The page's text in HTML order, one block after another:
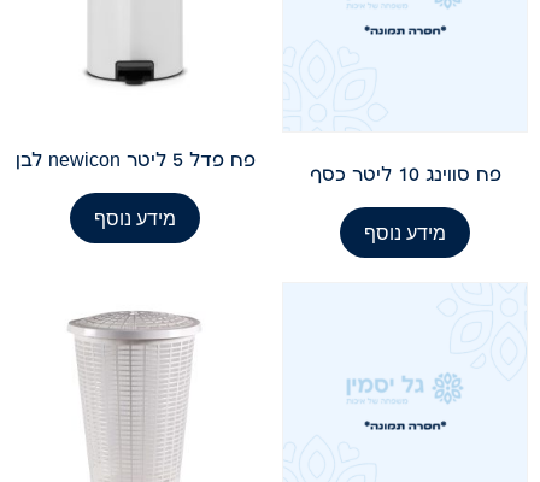
פח סווינג 10 ליטר כסף
מידע נוסף
פח פדל 5 ליטר newicon לבן
מידע נוסף